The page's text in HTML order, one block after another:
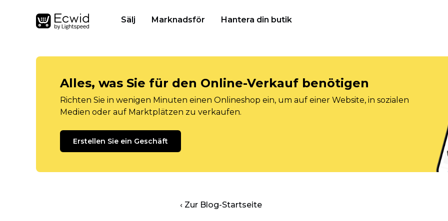
Sälj Marknadsför Hantera din butik
Alles, was Sie für den Online-Verkauf benötigen
Richten Sie in wenigen Minuten einen Onlineshop ein, um auf einer Website, in sozialen
Medien oder auf Marktplätzen zu verkaufen.
Erstellen Sie ein Geschäft
‹ Zur Blog-Startseite